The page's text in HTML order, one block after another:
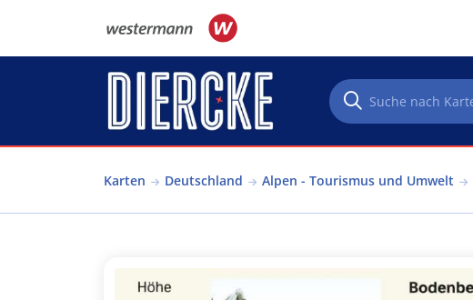
Karten Deutschland Alpen - Tourismus und Umwelt